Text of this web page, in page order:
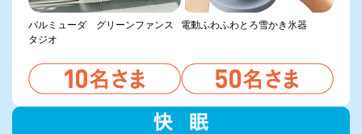
バルミューダ グリーンファンス
タジオ
電動ふわふわとろ雪かき氷器